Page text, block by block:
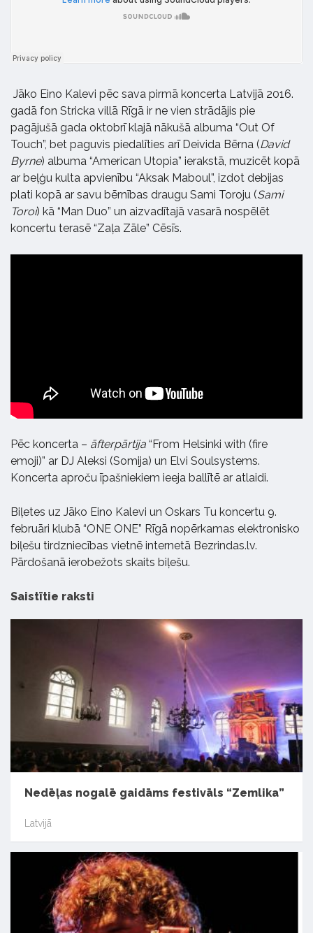
Jāko Eino Kalevi pēc sava pirmā koncerta Latvijā 2016.
gadā fon Stricka villā Rīgā ir ne vien strādājis pie
pagājušā gada oktobrī klajā nākušā albuma “Out Of
Touch”, bet paguvis piedalīties arī Deivida Bērna (David
Byrne) albuma “American Utopia” ierakstā, muzicēt kopā
ar beļģu kulta apvienību “Aksak Maboul”, izdot debijas
plati kopā ar savu bērnības draugu Sami Toroju (Sami
Toroi) kā “Man Duo” un aizvadītajā vasarā nospēlēt
koncertu terasē “Zaļa Zāle” Cēsīs.
Pēc koncerta – āfterpārtija “From Helsinki with (fire
emoji)” ar DJ Aleksi (Somija) un Elvi Soulsystems.
Koncerta aproču īpašniekiem ieeja ballītē ar atlaidi.
Biļetes uz Jāko Eino Kalevi un Oskars Tu koncertu 9.
februāri klubā “ONE ONE” Rīgā nopērkamas elektronisko
biļešu tirdzniecības vietnē internetā Bezrindas.lv.
Pārdošanā ierobežots skaits biļešu.
Saistītie raksti
Nedēļas nogalē gaidāms festivāls “Zemlika”
Latvijā